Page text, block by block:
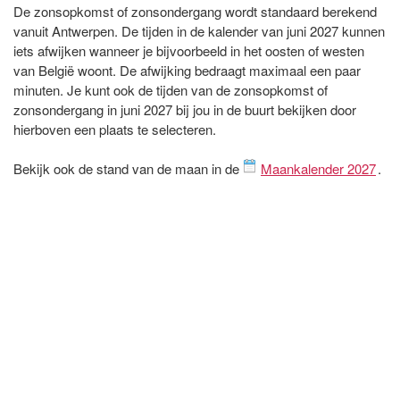
De zonsopkomst of zonsondergang wordt standaard berekend
vanuit Antwerpen. De tijden in de kalender van juni 2027 kunnen
iets afwijken wanneer je bijvoorbeeld in het oosten of westen
van België woont. De afwijking bedraagt maximaal een paar
minuten. Je kunt ook de tijden van de zonsopkomst of
zonsondergang in juni 2027 bij jou in de buurt bekijken door
hierboven een plaats te selecteren.
Bekijk ook de stand van de maan in de Maankalender 2027.